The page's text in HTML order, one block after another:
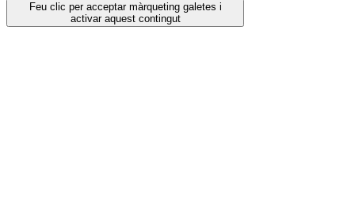
Feu clic per acceptar màrqueting galetes i
activar aquest contingut